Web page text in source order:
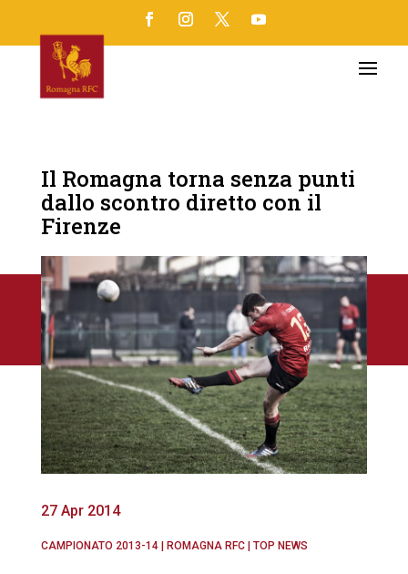
Il Romagna torna senza punti
dallo scontro diretto con il
Firenze
27 Apr 2014
CAMPIONATO 2013-14| ROMAGNA RFC| TOP NEWS